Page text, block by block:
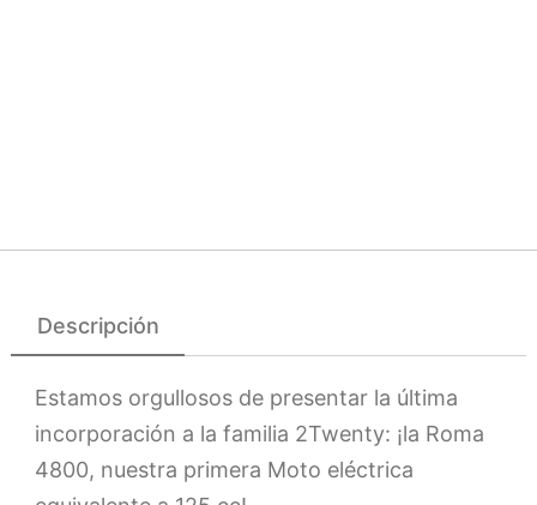
Descripción
Estamos orgullosos de presentar la última
incorporación a la familia 2Twenty: ¡la Roma
4800, nuestra primera Moto eléctrica